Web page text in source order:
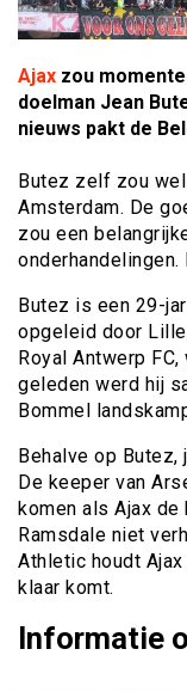
Ajax zou
doelman Jean
nieuws pakt de
Butez zelf zou wel
Amsterdam. De
zou een
Butez is een 29-
opgeleid door
Royal Antwerp
geleden werd hij
Bommel
Behalve op Butez,
De keeper van
komen als Ajax de
Ramsdale niet
Athletic houdt
klaar komt.
Informatie